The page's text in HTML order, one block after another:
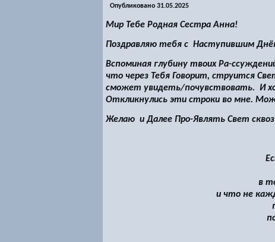
Опубликовано 31.05.2025
Мир Тебе Родная Сестра Анна!
Поздравляю тебя с Наступившим
Вспоминая глубину твоих Ра-
что через Тебя Говорит, струится
сможет увидеть/почувствовать. И
Откликнулись эти строки во мне.
Желаю и Далее Про-Являть Свет
в
и что не